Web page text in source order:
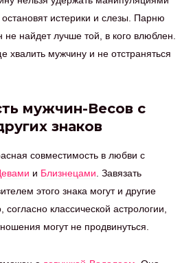
истерики и слезы. Парню
не найдет лучше той, в кого влюблен.
хвалить мужчину и не отстраняться
мужчин-Весов с
знаков
совместимость в любви с
и Близнецами . Завязать
этого знака могут и другие
классической астрологии,
могут не продвинуться.